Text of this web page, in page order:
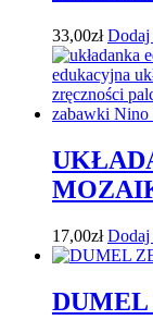
33,00zł Dodaj
17,00zł Dodaj